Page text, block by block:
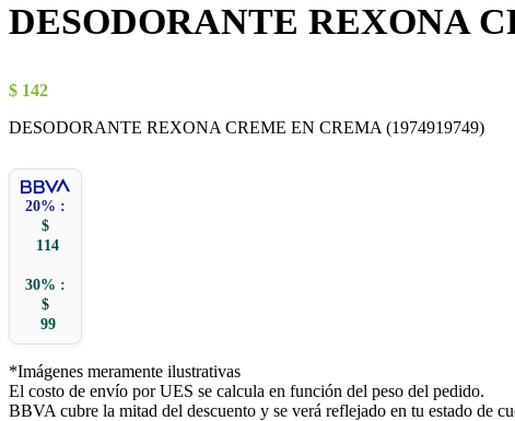
DESODORANTE REXONA
$ 142
DESODORANTE REXONA CREME EN CREMA (1974919749)
20% :
$
114
30% :
$
99
*Imágenes meramente ilustrativas
El costo de envío por UES se calcula en función del peso del pedido.
BBVA cubre la mitad del descuento y se verá reflejado en tu estado de